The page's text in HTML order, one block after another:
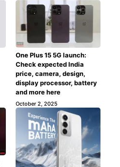
One Plus 15 5G launch:
Check expected India
price, camera, design,
display processor, battery
and more here
October 2, 2025